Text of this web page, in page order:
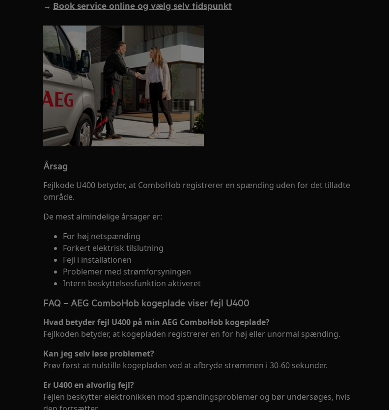
→ Book service online og vælg selv tidspunkt
Årsag
Fejlkode U400 betyder, at ComboHob registrerer en spænding uden for det tilladte
område.
De mest almindelige årsager er:
For høj netspænding
Forkert elektrisk tilslutning
Fejl i installationen
Problemer med strømforsyningen
Intern beskyttelsesfunktion aktiveret
FAQ – AEG ComboHob kogeplade viser fejl U400
Hvad betyder fejl U400 på min AEG ComboHob kogeplade?
Fejlkoden betyder, at kogepladen registrerer en for høj eller unormal spænding.
Kan jeg selv løse problemet?
Prøv først at nulstille kogepladen ved at afbryde strømmen i 30-60 sekunder.
Er U400 en alvorlig fejl?
Fejlen beskytter elektronikken mod spændingsproblemer og bør undersøges, hvis